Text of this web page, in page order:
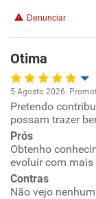
Benefícios
Recomenda
Não
Denunciar
Otima
Oportunidade
Ambiente de
Conciliação com
5 Agosto 2026.
Pretendo
possam trazer
Prós
Obtenho
evoluir com
Contras
Não vejo nenhum